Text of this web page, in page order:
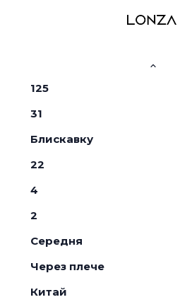
125
31
Блискавку
22
4
2
Середня
Через плече
Китай